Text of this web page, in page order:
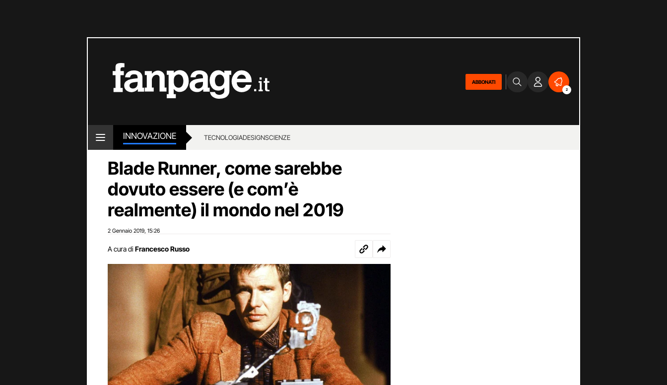
ABBONATI
2
INNOVAZIONE TECNOLOGIADESIGNSCIENZE
Blade Runner, come sarebbe
dovuto essere (e com’è
realmente) il mondo nel 2019
2 Gennaio 2019 15:26
A cura di Francesco Russo